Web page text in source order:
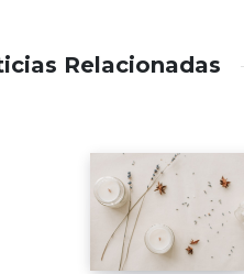
Relacionadas